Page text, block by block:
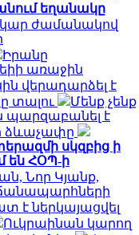
եղանակը
ժամանակով
Իրանը
առաջին
վերադարձել է
տալու
Մենք չենք
պարզաբանել է
ձևաչափը
սկզբից ի
են ՀՕՊ-ի
Նոր Կյանք,
է ներկայացվել
Ուկրաինան կարող